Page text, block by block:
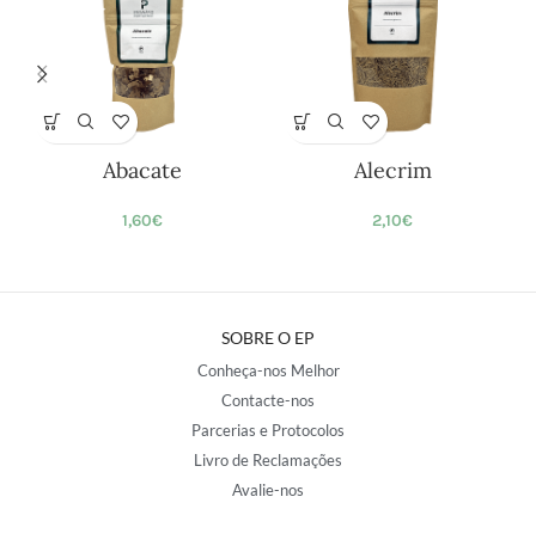
Abacate
1,60€
Alecrim
2,10€
SOBRE O EP
Conheça-nos Melhor
Contacte-nos
Parcerias e Protocolos
Livro de Reclamações
Avalie-nos